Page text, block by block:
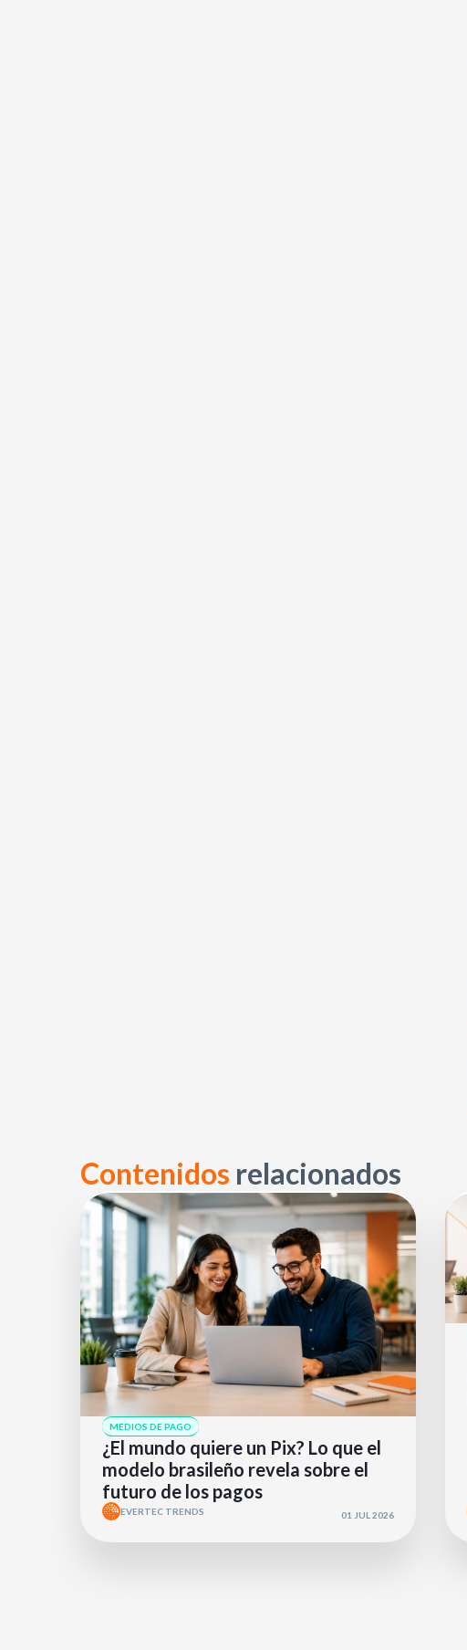
Contenidos relacionados
MEDIOS DE PAGO
¿El mundo quiere un Pix? Lo que el
modelo brasileño revela sobre el
futuro de los pagos
EVERTEC TRENDS 01 JUL 2026